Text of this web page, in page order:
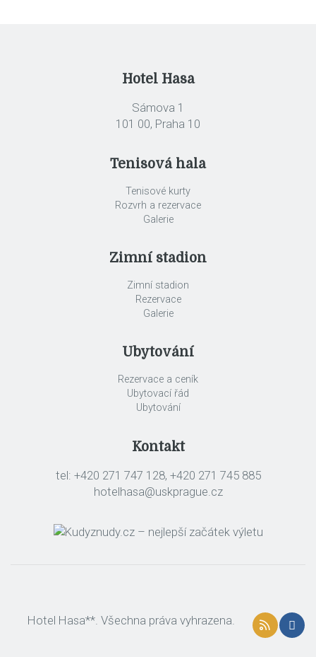
Hotel Hasa
Sámova 1
101 00, Praha 10
Tenisová hala
Tenisové kurty
Rozvrh a rezervace
Galerie
Zimní stadion
Zimní stadion
Rezervace
Galerie
Ubytování
Rezervace a ceník
Ubytovací řád
Ubytování
Kontakt
tel: +420 271 747 128, +420 271 745 885
hotelhasa@uskprague.cz
Hotel Hasa**. Všechna práva vyhrazena.